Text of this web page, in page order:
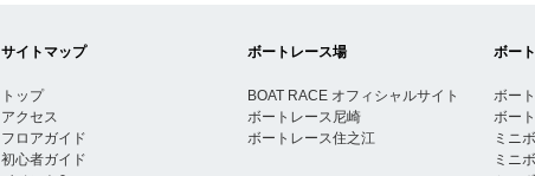
サイトマップ
トップ
アクセス
フロアガイド
初心者ガイド
ボートレース場
BOAT RACE オフィシャルサイト
ボートレース尼崎
ボートレース住之江
ボー
ボー
ボー
ミニ
ミニ